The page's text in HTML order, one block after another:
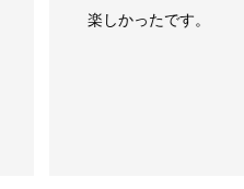
楽しかったです。